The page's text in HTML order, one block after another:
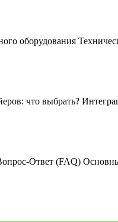
оборудования
что выбрать?
Ответ (FAQ)